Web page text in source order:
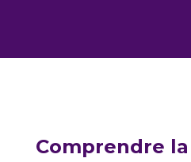
Comprendre